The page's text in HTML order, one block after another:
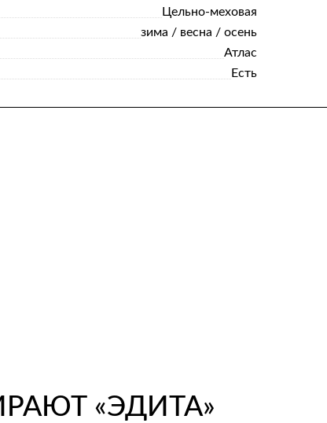
Цельно-меховая
зима / весна / осень
Атлас
Есть
«ЭДИТА»